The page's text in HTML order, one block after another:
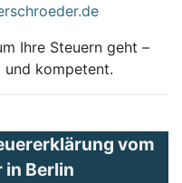
Ihre Steuern geht –
und kompetent.
vom
in Berlin